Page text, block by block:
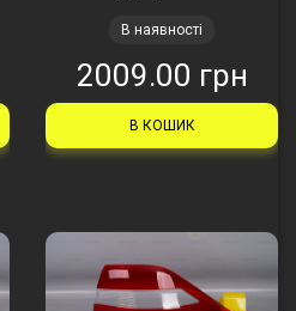
В наявності
2009.00 грн
В КОШИК